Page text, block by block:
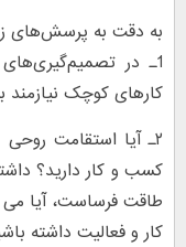
به دقت به پرسش‌های
1ـ در
کارهای کوچک نیازمند
۲ـ آیا استقامت
کسب و کار دارید؟
طاقت فرساست، آیا می
کار و فعالیت داشته